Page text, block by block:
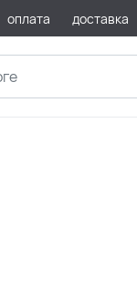
оплата доставка